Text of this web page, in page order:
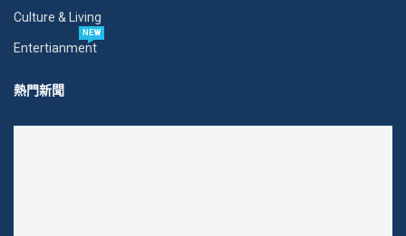
Culture & Living
Entertianment
NEW
熱門新聞